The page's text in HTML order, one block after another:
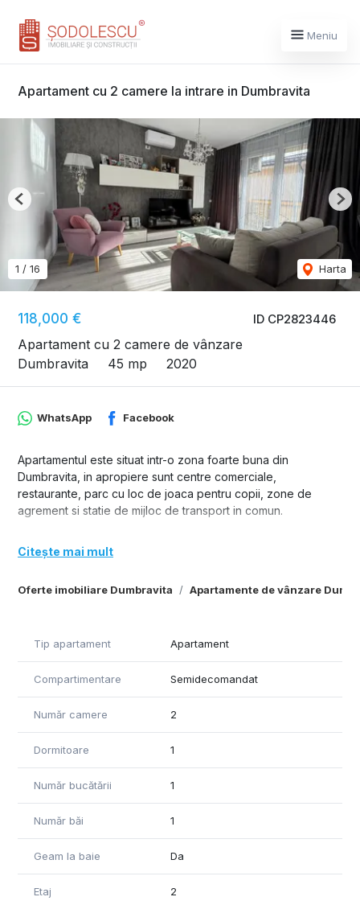
Meniu
Apartament cu 2 camere la intrare in Dumbravita
ID CP2823446
118,000 €
Apartament cu 2 camere de vânzare
Dumbravita
45 mp 2020
1 / 16 Harta
Previous
Oferte imobiliare Dumbravita Apartamente de vânzare
WhatsApp Facebook
Apartamentul este situat intr-o zona foarte buna din
Dumbravita, in apropiere sunt centre comerciale,
restaurante, parc cu loc de joaca pentru copii, zone de
agrement si statie de mijloc de transport in comun.
P+2E+Pod, construit in anul 2020, cu suprafata utila de 45mp
aer conditionat, loc pentru depozitare in pod, se vinde
Citește mai mult
Tip apartament Apartament
Compartimentare Semidecomandat
Număr camere 2
Dormitoare 1
Număr bucătării 1
Număr băi 1
Geam la baie Da
Etaj 2